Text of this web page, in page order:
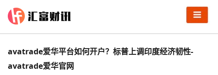
avatrade爱华平台如何开户？标普上调印度经济韧性-
avatrade爱华官网